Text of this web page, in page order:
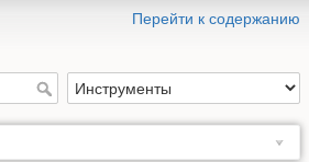
Перейти к содержанию